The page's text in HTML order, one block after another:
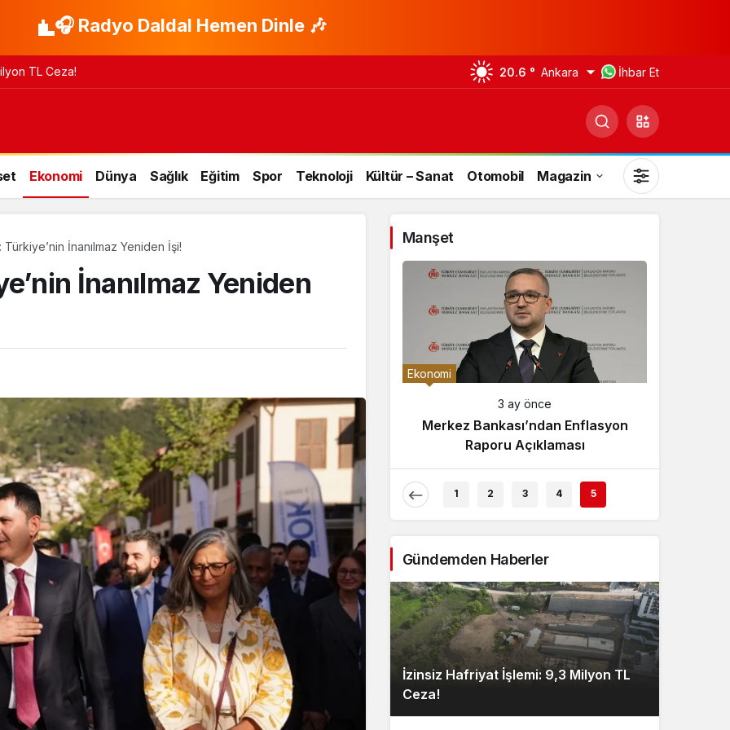
🎧 Radyo Daldal Hemen Dinle 🎶
TL Ceza! 20.6 ° Ankara İhbar Et
Ekonomi Dünya Sağlık Eğitim Spor Teknoloji Kültür – Sanat Otomobil Magazin
Gündüz Modu
Gündüz modunu seçin.
Gece Modu
Gece modunu seçin.
Sistem Modu
Sistem modunu seçin.
Türkiye’nin İnanılmaz Yeniden İşi!
İnanılmaz Yeniden
Manşet
Tartışması
3 ay önce
Çaykur Rizespor, Beşiktaş’ı
Ağırlıyor!
Ekonomi
3 ay önce
Merkez Bankası’ndan Enflasyon
Raporu Açıklaması
1 2 3 4 5
Gündemden Haberler
İzinsiz Hafriyat İşlemi: 9,3 Milyon TL
Ceza!